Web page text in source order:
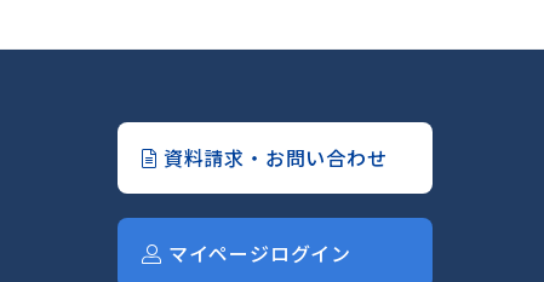
資料請求・お問い合わせ
マイページログイン